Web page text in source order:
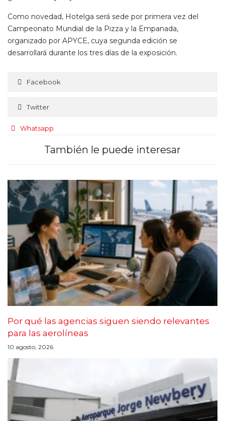
Como novedad, Hotelga será sede por primera vez del
Campeonato Mundial de la Pizza y la Empanada,
organizado por APYCE, cuya segunda edición se
desarrollará durante los tres días de la exposición.
Facebook
Twitter
Whatsapp
También le puede interesar
Por qué las agencias siguen siendo relevantes
para las aerolíneas
10 agosto, 2026